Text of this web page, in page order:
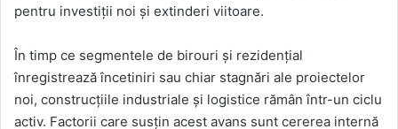
pentru investiții noi și extinderi viitoare.
În timp ce segmentele de birouri și rezidențial
înregistrează încetiniri sau chiar stagnări ale proiectelor
noi, construcțiile industriale și logistice rămân într-un ciclu
activ. Factorii care susțin acest avans sunt cererea internă